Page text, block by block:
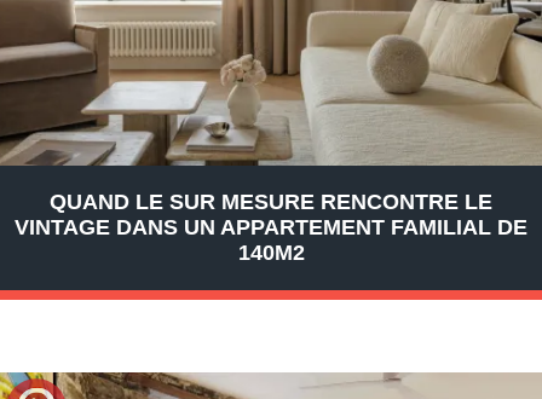
QUAND LE SUR MESURE RENCONTRE LE
VINTAGE DANS UN APPARTEMENT FAMILIAL DE
140M2